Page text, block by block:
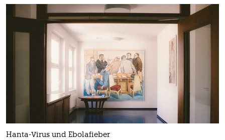
öko
berlin
Hanta-Virus und Ebolafieber